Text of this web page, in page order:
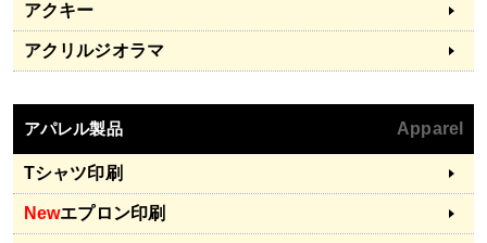
アクキー
アクリルジオラマ
アパレル製品 Apparel
Tシャツ印刷
Newエプロン印刷